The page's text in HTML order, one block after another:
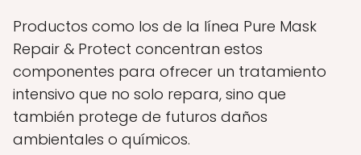
Productos como los de la línea Pure Mask
Repair & Protect concentran estos
componentes para ofrecer un tratamiento
intensivo que no solo repara, sino que
también protege de futuros daños
ambientales o químicos.